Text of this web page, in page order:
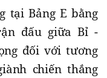
tại Bảng E bằng
đấu giữa Bỉ -
đối với tương
chiến thắng